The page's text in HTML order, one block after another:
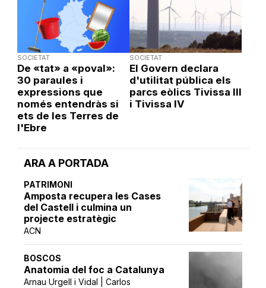
ARA A PORTADA
PATRIMONI
Amposta recupera les Cases
del Castell i culmina un
projecte estratègic
ACN
BOSCOS
Anatomia del foc a Catalunya
Arnau Urgell i Vidal | Carlos
SOCIETAT
De «tat» a «poval»:
30 paraules i
expressions que
només entendràs si
ets de les Terres de
l'Ebre
SOCIETAT
El Govern declara
d'utilitat pública els
parcs eòlics Tivissa III
i Tivissa IV